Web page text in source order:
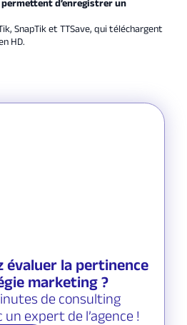
d’enregistrer un
SnapTik et TTSave, qui téléchargent
HD.
évaluer la pertinence
marketing ?
de consulting
expert de l’agence !